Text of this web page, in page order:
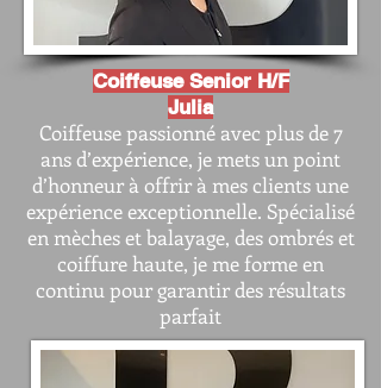
Coiffeuse Senior H/F
Julia
Coiffeuse passionné avec plus de 7
ans d’expérience, je mets un point
d’honneur à offrir à mes clients une
expérience exceptionnelle. Spécialisé
en mèches et balayage, des ombrés et
coiffure haute, je me forme en
continu pour garantir des résultats
parfait